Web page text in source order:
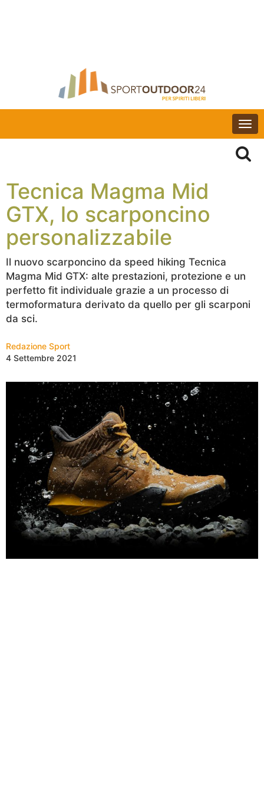
Tecnica Magma Mid
GTX, lo scarponcino
personalizzabile
Il nuovo scarponcino da speed hiking Tecnica
Magma Mid GTX: alte prestazioni, protezione e un
perfetto fit individuale grazie a un processo di
termoformatura derivato da quello per gli scarponi
da sci.
Redazione Sport
4 Settembre 2021